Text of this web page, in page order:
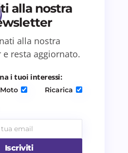
e email in questo browser
commento
alla nostra
alla nostra
e resta aggiornato.
i tuoi interessi:
Moto
Ricarica
Iscriviti